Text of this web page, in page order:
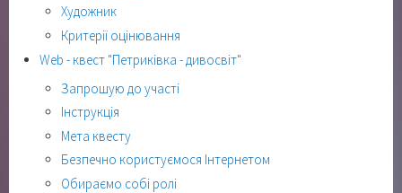
Художник
Критерії оцінювання
Web - квест "Петриківка - дивосвіт"
Запрошую до участі
Інструкція
Мета квесту
Безпечно користуємося Інтернетом
Обираємо собі ролі